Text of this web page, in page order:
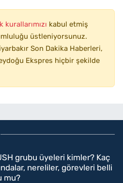
kabul etmiş
üstleniyorsunuz.
Son Dakika Haberleri,
Ekspres hiçbir şekilde
grubu üyeleri kimler? Kaç
nereliler, görevleri belli
mu?